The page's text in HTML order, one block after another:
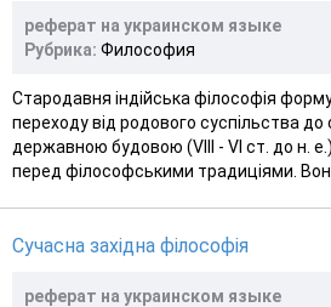
реферат на украинском языке
Рубрика: Философия
Стародавня індійська філософія
переходу від родового суспільства до
державною будовою (VIII - VI ст. до н.
перед філософськими традиціями. Вон...
Сучасна західна філософія
реферат на украинском языке